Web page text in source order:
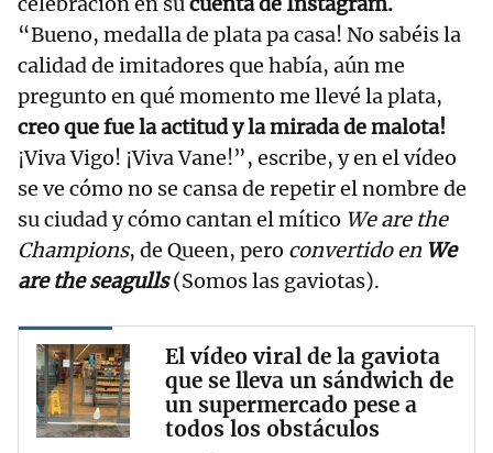
“Bueno, medalla de plata pa casa! No sabéis la
calidad de imitadores que había, aún me
pregunto en qué momento me llevé la plata,
creo que fue la actitud y la mirada de malota!
¡Viva Vigo! ¡Viva Vane!”, escribe, y en el vídeo
se ve cómo no se cansa de repetir el nombre de
su ciudad y cómo cantan el mítico We are the
Champions, de Queen, pero convertido en We
are the seagulls(Somos las gaviotas).
El vídeo viral de la gaviota
que se lleva un sándwich de
un supermercado pese a
todos los obstáculos